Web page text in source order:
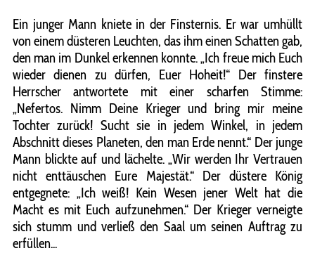
Ein junger Mann kniete in der Finsternis. Er war umhüllt
von einem düsteren Leuchten, das ihm einen Schatten gab,
den man im Dunkel erkennen konnte. „Ich freue mich Euch
wieder dienen zu dürfen, Euer Hoheit!“ Der finstere
Herrscher antwortete mit einer scharfen Stimme:
„Nefertos. Nimm Deine Krieger und bring mir meine
Tochter zurück! Sucht sie in jedem Winkel, in jedem
Abschnitt dieses Planeten, den man Erde nennt.“ Der junge
Mann blickte auf und lächelte. „Wir werden Ihr Vertrauen
nicht enttäuschen Eure Majestät.“ Der düstere König
entgegnete: „Ich weiß! Kein Wesen jener Welt hat die
Macht es mit Euch aufzunehmen.“ Der Krieger verneigte
sich stumm und verließ den Saal um seinen Auftrag zu
erfüllen...